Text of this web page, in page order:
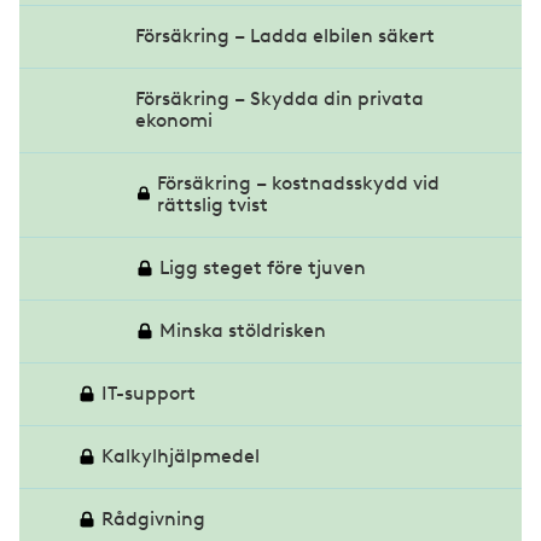
Uppsägning pga personliga skäl
Uppsägningstid för vikarier
Visselblåsare
Övergång av verksamhet
Försäkring – Ladda elbilen säkert
Försäkring – Skydda din privata
ekonomi
Försäkring – kostnadsskydd vid
rättslig tvist
Ligg steget före tjuven
Minska stöldrisken
IT-support
Kalkylhjälpmedel
Rådgivning